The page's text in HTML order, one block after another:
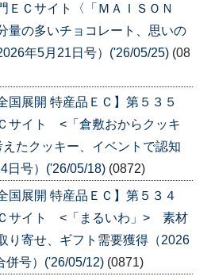
ＥＣサイト〈「ＭＡＩＳＯＮ
量の多いチョコレート、思いの
年5月21日号）('26/05/25) (08
国展開 特産品ＥＣ】第５３５
サイト <「倉敷おからクッキ
たクッキー、イベントで認知
日号）('26/05/18) (0872)
国展開 特産品ＥＣ】第５３４
サイト <「まるいわ」> 素材
り寄せ、ギフト需要獲得（2026
併号）('26/05/12) (0871)